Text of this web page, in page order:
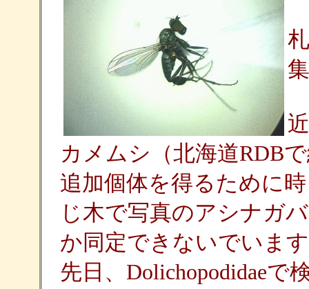
カメムシ（北海道RDB
追加個体を得るために
じ木で写真のアシナガ
か同定できないでいま
先日、Dolichopodidaeで